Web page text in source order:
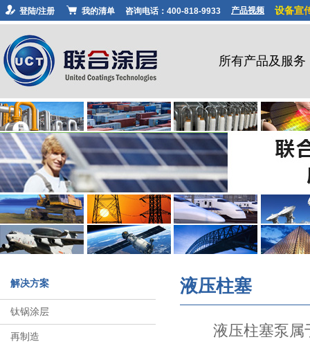
登陆/注册 我的清单 咨询电话：400-818-9933 产品视频 设备宣
所有产品及服务
解决方案
钛锅涂层
再制造
液压柱塞
液压柱塞泵属于